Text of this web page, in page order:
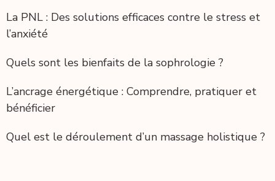
La PNL : Des solutions efficaces contre le stress et
l’anxiété
Quels sont les bienfaits de la sophrologie ?
L’ancrage énergétique : Comprendre, pratiquer et
bénéficier
Quel est le déroulement d’un massage holistique ?